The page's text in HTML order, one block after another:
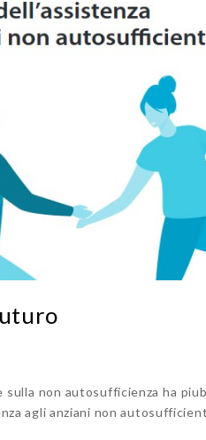
non autosufficienza ha
agli anziani non